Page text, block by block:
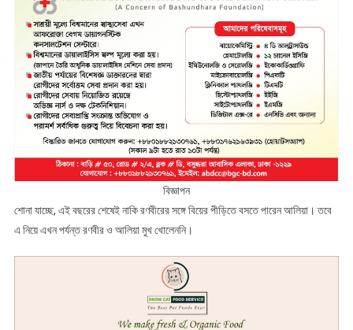
বিজ্ঞাপন
শোনা যাচ্ছে, এই বছরের শেষেই নাকি রণবীরের সঙ্গে বিয়ের পীড়িতে বসতে পারেন আলিয়া। তবে
এ নিয়ে এখন পর্যন্ত রণবীর ও আলিয়া মুখ খোলেননি।